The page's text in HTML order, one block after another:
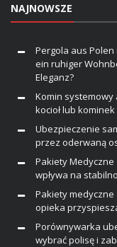
NAJNOWSZE
Pergola aus
ein ruhiger
Eleganz?
Komin systemowy
kocioł lub
Ubezpieczenie
przez oderwaną
Pakiety
wpływa na
Pakiety
opieka
Porównywarka
wybrać polisę i